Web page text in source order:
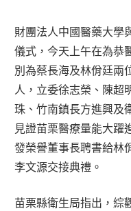
財團法人中國醫藥大學
儀式，今天上午在為恭
別為蔡長海及林佾廷兩
人，立委徐志榮、陳超
珠、竹南鎮長方進興及
見證苗栗醫療量能大躍
發榮譽董事長聘書給林
李文源交接典禮。
苗栗縣衛生局指出，綜